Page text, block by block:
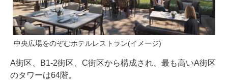
中央広場をのぞむホテルレストラン(イメージ)
A街区、B1-2街区、C街区から構成され、最も高いA街区
のタワーは64階。